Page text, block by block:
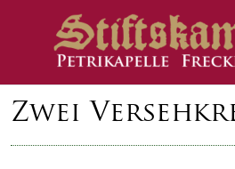
Zwei